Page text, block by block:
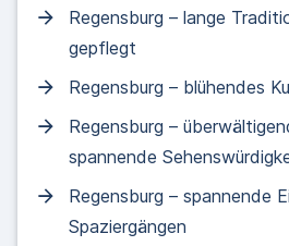
Regensburg – lange
gepflegt
Regensburg – blühendes
Regensburg –
spannende
Regensburg – spannende
Spaziergängen